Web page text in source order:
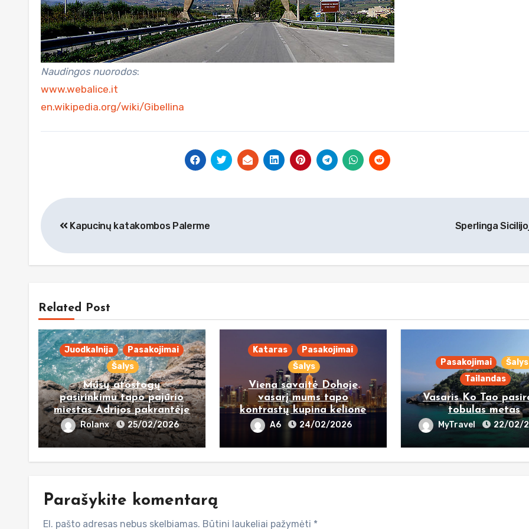
Naudingos nuorodos:
www.webalice.it
en.wikipedia.org/wiki/Gibellina
Navigacija
tarp
įrašų
Kapucinų katakombos Palerme Sperlinga
Related Post
Juodkalnija
Pasakojimai
Šalys
Mūsų atostogų
pasirinkimu tapo pajūrio
miestas Adrijos pakrantėje
Rolanx 25/02/2026
Kataras
Pasakojimai
Šalys
Viena savaitė Dohoje
vasarį mums tapo
kontrastų kupina kelione
A6 24/02/2026
Pasakojimai
Šalys
Tailandas
Vasaris Ko Tao
tobulas metas
MyTravel 22/02/
Parašykite komentarą
El. pašto adresas nebus skelbiamas. Būtini laukeliai pažymėti *